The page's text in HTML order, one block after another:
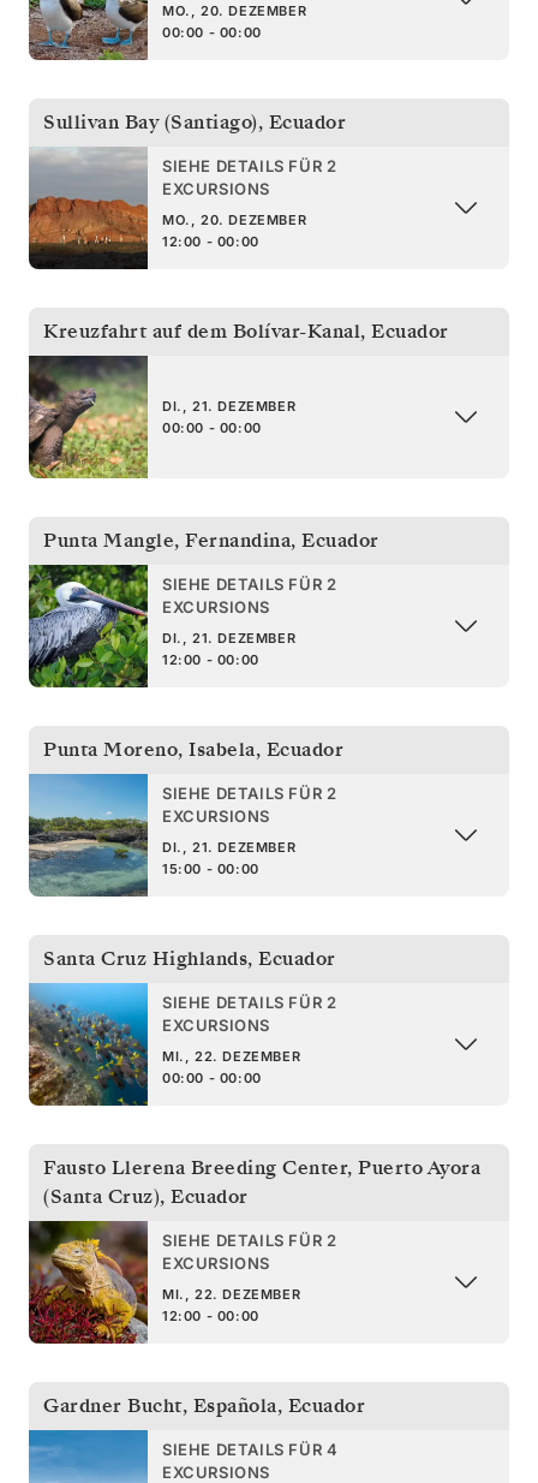
MO., 20. DEZEMBER
00:00 - 00:00
Sullivan Bay (Santiago), Ecuador
SIEHE DETAILS FÜR 2
EXCURSIONS
MO., 20. DEZEMBER
12:00 - 00:00
Kreuzfahrt auf dem Bolívar-Kanal, Ecuador
DI., 21. DEZEMBER
00:00 - 00:00
Punta Mangle, Fernandina, Ecuador
SIEHE DETAILS FÜR 2
EXCURSIONS
DI., 21. DEZEMBER
12:00 - 00:00
Punta Moreno, Isabela, Ecuador
SIEHE DETAILS FÜR 2
EXCURSIONS
DI., 21. DEZEMBER
15:00 - 00:00
Santa Cruz Highlands, Ecuador
SIEHE DETAILS FÜR 2
EXCURSIONS
MI., 22. DEZEMBER
00:00 - 00:00
Fausto Llerena Breeding Center, Puerto Ayora
(Santa Cruz), Ecuador
SIEHE DETAILS FÜR 2
EXCURSIONS
MI., 22. DEZEMBER
12:00 - 00:00
Gardner Bucht, Española, Ecuador
SIEHE DETAILS FÜR 4
EXCURSIONS